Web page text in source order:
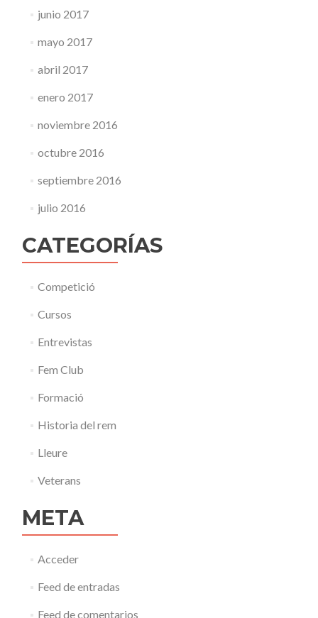
junio 2017
mayo 2017
abril 2017
enero 2017
noviembre 2016
octubre 2016
septiembre 2016
julio 2016
CATEGORÍAS
Competició
Cursos
Entrevistas
Fem Club
Formació
Historia del rem
Lleure
Veterans
META
Acceder
Feed de entradas
Feed de comentarios